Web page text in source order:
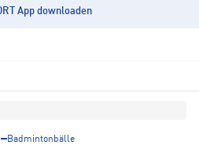
App downloaden
Badmintonbälle